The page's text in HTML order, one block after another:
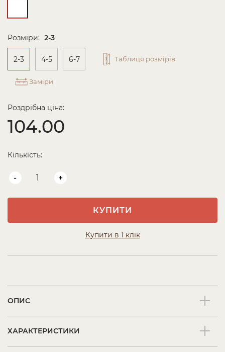
Розміри: 2-3
2-3 4-5 6-7 Таблиця розмірів
Заміри
Роздрібна ціна:
104.00
Кількість:
- +
КУПИТИ
Купити в 1 клік
ОПИС
ХАРАКТЕРИСТИКИ